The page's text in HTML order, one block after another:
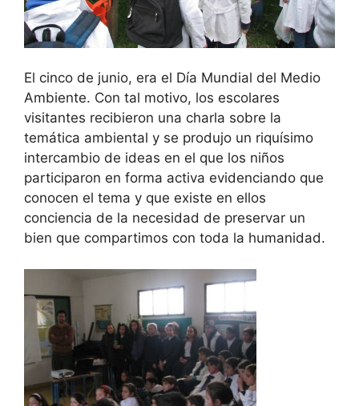
El cinco de junio, era el Día Mundial del Medio
Ambiente. Con tal motivo, los escolares
visitantes recibieron una charla sobre la
temática ambiental y se produjo un riquísimo
intercambio de ideas en el que los niños
participaron en forma activa evidenciando que
conocen el tema y que existe en ellos
conciencia de la necesidad de preservar un
bien que compartimos con toda la humanidad.